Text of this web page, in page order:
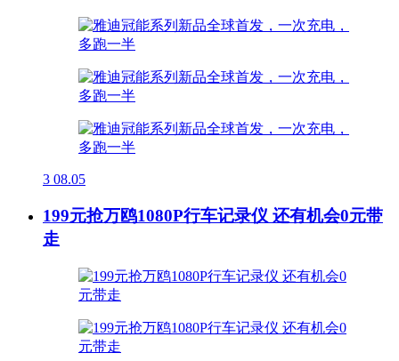
3 08.05
199元抢万鸥1080P行车记录仪 还有机会0元带
走